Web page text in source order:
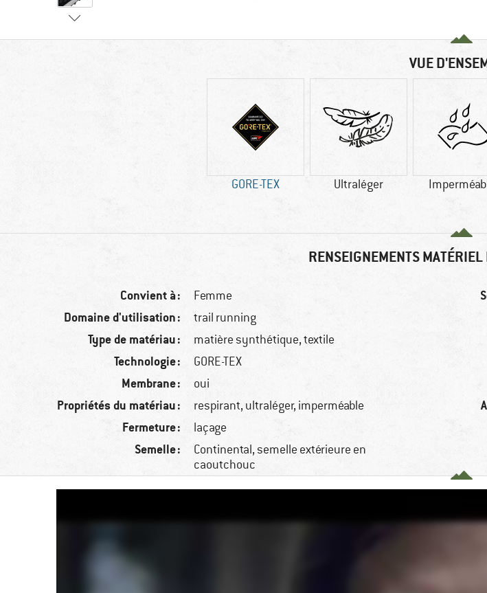
VUE
GORE-TEX Ultraléger
RENSEIGNEMENTS
Convient à : Femme
Domaine d'utilisation : trail running
Type de matériau : matière synthétique, textile
Technologie : GORE-TEX
Membrane : oui
Propriétés du matériau : respirant, ultraléger, imperméable
Fermeture : laçage
Semelle :
Continental, semelle extérieure en
caoutchouc